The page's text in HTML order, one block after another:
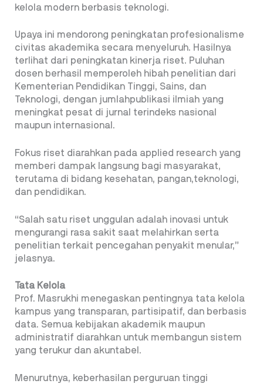
kelola modern berbasis teknologi.
Upaya ini mendorong peningkatan profesionalisme
civitas akademika secara menyeluruh. Hasilnya
terlihat dari peningkatan kinerja riset. Puluhan
dosen berhasil memperoleh hibah penelitian dari
Kementerian Pendidikan Tinggi, Sains, dan
Teknologi, dengan jumlahpublikasi ilmiah yang
meningkat pesat di jurnal terindeks nasional
maupun internasional.
Fokus riset diarahkan pada applied research yang
memberi dampak langsung bagi masyarakat,
terutama di bidang kesehatan, pangan,teknologi,
dan pendidikan.
“Salah satu riset unggulan adalah inovasi untuk
mengurangi rasa sakit saat melahirkan serta
penelitian terkait pencegahan penyakit menular,”
jelasnya.
Tata Kelola
Prof. Masrukhi menegaskan pentingnya tata kelola
kampus yang transparan, partisipatif, dan berbasis
data. Semua kebijakan akademik maupun
administratif diarahkan untuk membangun sistem
yang terukur dan akuntabel.
Menurutnya, keberhasilan perguruan tinggi